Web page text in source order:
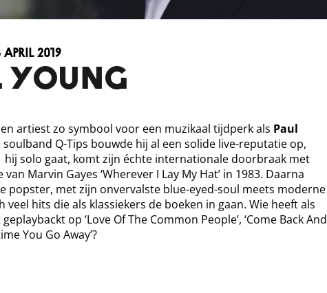
YOUNG
2019
artiest zo symbool voor een muzikaal tijdperk als Paul
soulband Q-Tips bouwde hij al een solide live-reputatie op,
solo gaat, komt zijn échte internationale doorbraak met
Marvin Gayes ‘Wherever I Lay My Hat’ in 1983. Daarna
popster, met zijn onvervalste blue-eyed-soul meets moderne
veel hits die als klassiekers de boeken in gaan. Wie heeft als
op ‘Love Of The Common People’, ‘Come Back And
You Go Away’?